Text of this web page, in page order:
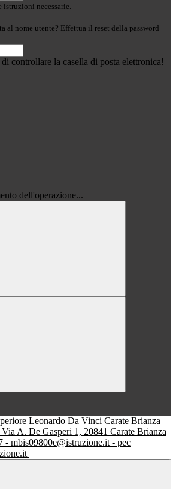
necessarie.
al nome utente? Effettua il reset della password
controllare la casella di posta elettronica!
dell'operazione...
Via A. De Gasperi 1, 20841 Carate Brianza
- mbis09800e@istruzione.it - pec